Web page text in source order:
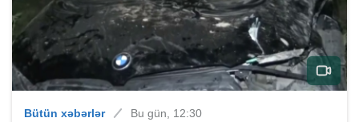
Bütün xəbərlər Bu gün, 12:30